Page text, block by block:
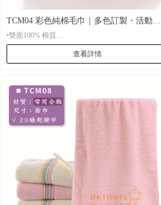
TCM04 彩色純棉毛巾｜多色訂製・活動主
題配色
•雙面100% 棉質
•材 質： 雙面100% 棉質
•尺 寸：尺寸35*75CM，圖片展示色
•包 裝： 每條全新獨立OPP透明包裝袋，可按客人
要求選用特別禮品包裝
•貨 期： 常規7-15天左右貨期，繡花毛巾設有急單
•打 辦： 機器刺繡可打辦。印刷量少暫不支持打辦
查看詳情